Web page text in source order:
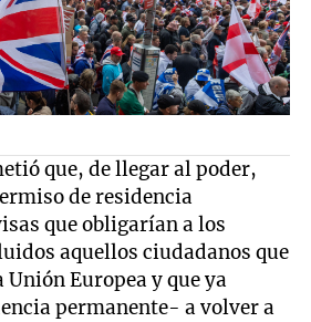
que, de llegar al poder,
de residencia
que obligarían a los
aquellos ciudadanos que
Unión Europea y que ya
permanente- a volver a